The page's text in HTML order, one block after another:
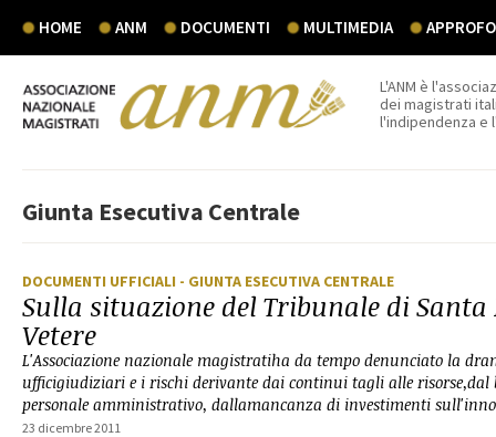
HOME ANM DOCUMENTI MULTIMEDIA
L'ANM è
dei magistrati
l'indipendenza e
Giunta Esecutiva Centrale
DOCUMENTI UFFICIALI - GIUNTA ESECUTIVA CENTRALE
Sulla situazione del Tribunale di
Vetere
L'Associazione nazionale magistratiha da tempo denunciato la
ufficigiudiziari e i rischi derivante dai continui tagli alle risorse,dal
personale amministrativo, dallamancanza di investimenti
23 dicembre 2011